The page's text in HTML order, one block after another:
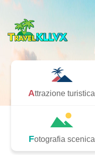
Attrazione turistica
Fotografia scenica